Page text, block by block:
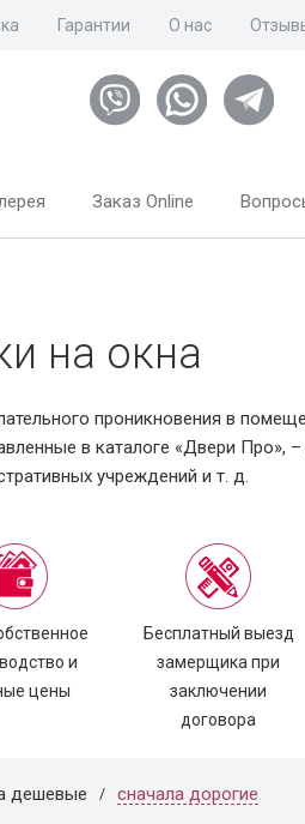
Гарантии О нас
Заказ Online
на окна
проникновения в
в каталоге «Двери Про»,
учреждений и т. д.
и
цены
Бесплатный выезд
замерщика при
заключении
договора
дешевые / сначала дорогие